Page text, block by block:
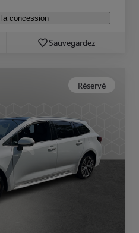
concession
Sauvegardez
Réservé